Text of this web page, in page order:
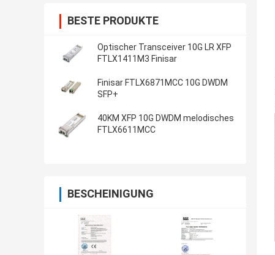
BESTE PRODUKTE
Optischer Transceiver 10G LR XFP
FTLX1411M3 Finisar
Finisar FTLX6871MCC 10G DWDM
SFP+
40KM XFP 10G DWDM melodisches
FTLX6611MCC
BESCHEINIGUNG